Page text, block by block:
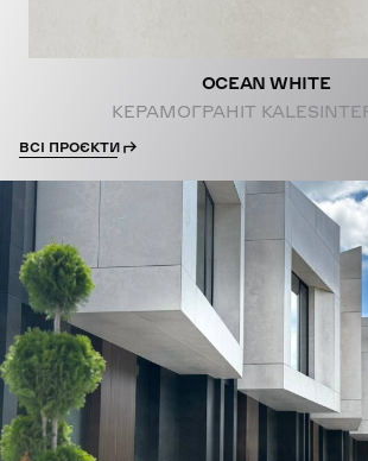
OCEAN WHITE
КЕРАМОГРАНІТ
ВСІ ПРОЄКТИ